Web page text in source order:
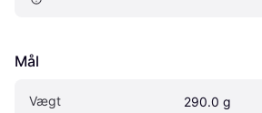
Mål
Vægt 290.0 g